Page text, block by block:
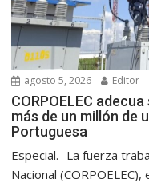
agosto 5, 2026 Editor
CORPOELEC
más de un millón de
Portuguesa
Especial.- La fuerza
Nacional